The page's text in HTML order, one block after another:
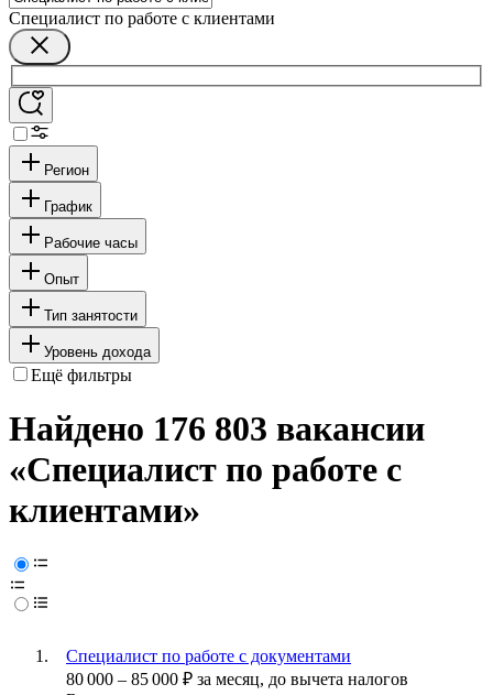
Специалист по работе с клиентами
Регион
График
Рабочие часы
Опыт
Тип занятости
Уровень дохода
Ещё фильтры
Найдено 176 803 вакансии
«Специалист по работе с
клиентами»
Специалист по работе с документами
80 000 – 85 000 ₽ за месяц, до вычета налогов